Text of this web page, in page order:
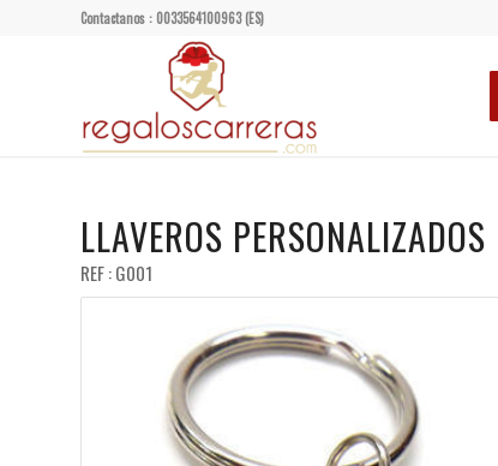
Contactanos : 0033564100963 (ES)
LLAVEROS PERSONALIZADOS
REF : G001